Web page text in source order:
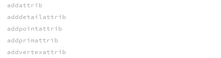
addattrib
adddetailattrib
addpointattrib
addprimattrib
addvertexattrib